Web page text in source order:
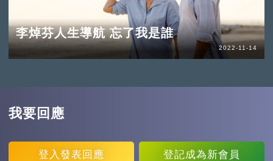
李焯芬人生導航 忘了我是誰
2022-11-14
我要回應
登入 發表回應 登記成為新會員